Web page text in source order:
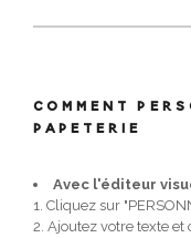
COMMENT
PAPETERIE
Avec l'éditeur
1. Cliquez sur
2. Ajoutez votre texte